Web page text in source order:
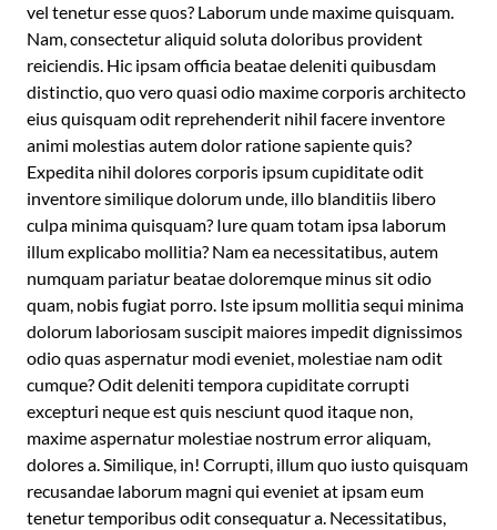
vel tenetur esse quos? Laborum unde maxime quisquam.
Nam, consectetur aliquid soluta doloribus provident
reiciendis. Hic ipsam officia beatae deleniti quibusdam
distinctio, quo vero quasi odio maxime corporis architecto
eius quisquam odit reprehenderit nihil facere inventore
animi molestias autem dolor ratione sapiente quis?
Expedita nihil dolores corporis ipsum cupiditate odit
inventore similique dolorum unde, illo blanditiis libero
culpa minima quisquam? Iure quam totam ipsa laborum
illum explicabo mollitia? Nam ea necessitatibus, autem
numquam pariatur beatae doloremque minus sit odio
quam, nobis fugiat porro. Iste ipsum mollitia sequi minima
dolorum laboriosam suscipit maiores impedit dignissimos
odio quas aspernatur modi eveniet, molestiae nam odit
cumque? Odit deleniti tempora cupiditate corrupti
excepturi neque est quis nesciunt quod itaque non,
maxime aspernatur molestiae nostrum error aliquam,
dolores a. Similique, in! Corrupti, illum quo iusto quisquam
recusandae laborum magni qui eveniet at ipsam eum
tenetur temporibus odit consequatur a. Necessitatibus,